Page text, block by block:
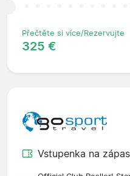
Přečtěte si více/Rezervujte
325 €
Vstupenka na